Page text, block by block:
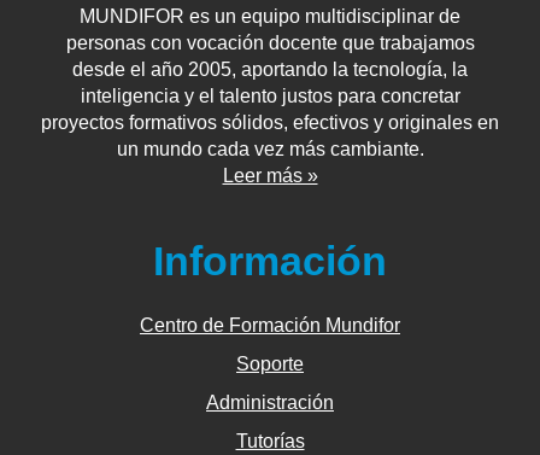
MUNDIFOR es un equipo multidisciplinar de
personas con vocación docente que trabajamos
desde el año 2005, aportando la tecnología, la
inteligencia y el talento justos para concretar
proyectos formativos sólidos, efectivos y originales en
un mundo cada vez más cambiante.
Leer más »
Información
Centro de Formación Mundifor
Soporte
Administración
Tutorías